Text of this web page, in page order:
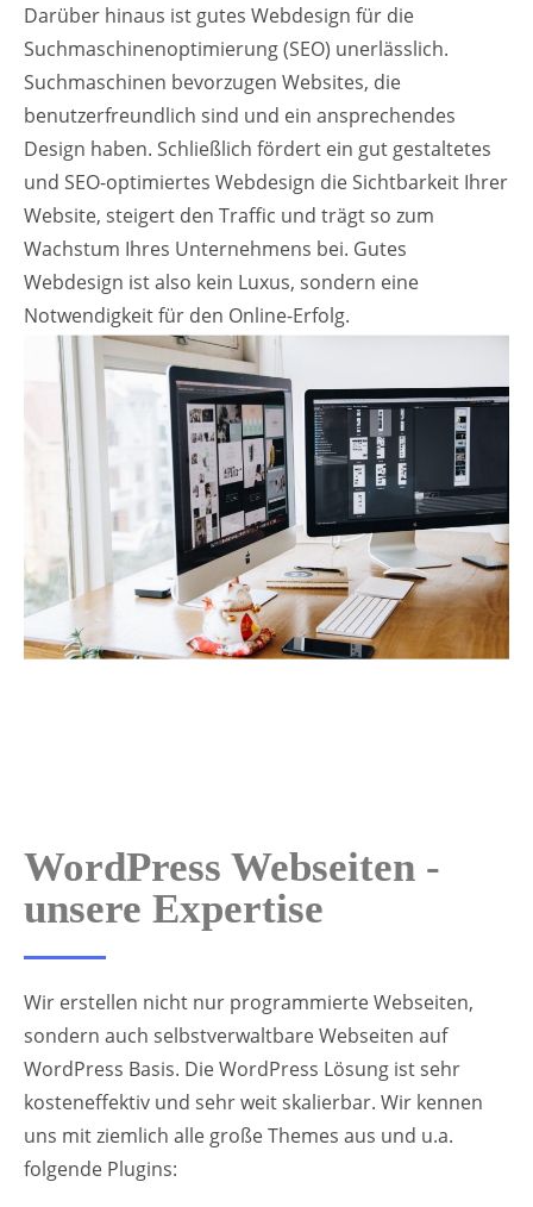
Darüber hinaus ist gutes Webdesign für die
Suchmaschinenoptimierung (SEO) unerlässlich.
Suchmaschinen bevorzugen Websites, die
benutzerfreundlich sind und ein ansprechendes
Design haben. Schließlich fördert ein gut gestaltetes
und SEO-optimiertes Webdesign die Sichtbarkeit Ihrer
Website, steigert den Traffic und trägt so zum
Wachstum Ihres Unternehmens bei. Gutes
Webdesign ist also kein Luxus, sondern eine
Notwendigkeit für den Online-Erfolg.
WordPress Webseiten -
unsere Expertise
Wir erstellen nicht nur programmierte Webseiten,
sondern auch selbstverwaltbare Webseiten auf
WordPress Basis. Die WordPress Lösung ist sehr
kosteneffektiv und sehr weit skalierbar. Wir kennen
uns mit ziemlich alle große Themes aus und u.a.
folgende Plugins: